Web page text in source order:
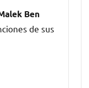
Ben
de sus